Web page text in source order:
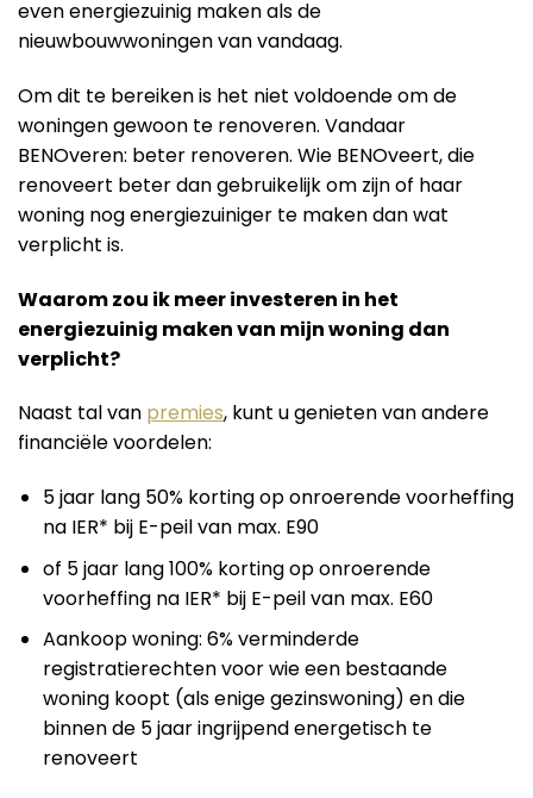
even energiezuinig maken als de
nieuwbouwwoningen van vandaag.
Om dit te bereiken is het niet voldoende om de
woningen gewoon te renoveren. Vandaar
BENOveren: beter renoveren. Wie BENOveert, die
renoveert beter dan gebruikelijk om zijn of haar
woning nog energiezuiniger te maken dan wat
verplicht is.
Waarom zou ik meer investeren in het
energiezuinig maken van mijn woning dan
verplicht?
Naast tal van premies, kunt u genieten van andere
financiële voordelen:
5 jaar lang 50% korting op onroerende voorheffing
na IER* bij E-peil van max. E90
of 5 jaar lang 100% korting op onroerende
voorheffing na IER* bij E-peil van max. E60
Aankoop woning: 6% verminderde
registratierechten voor wie een bestaande
woning koopt (als enige gezinswoning) en die
binnen de 5 jaar ingrijpend energetisch te
renoveert